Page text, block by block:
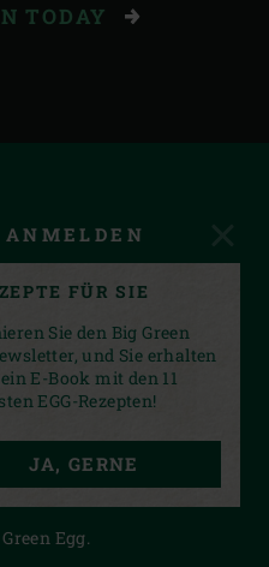
TODAY
Egg.
ANMELDEN
FÜR SIE
Sie den Big Green
und Sie erhalten
E-Book mit den 11
EGG-Rezepten!
JA, GERNE